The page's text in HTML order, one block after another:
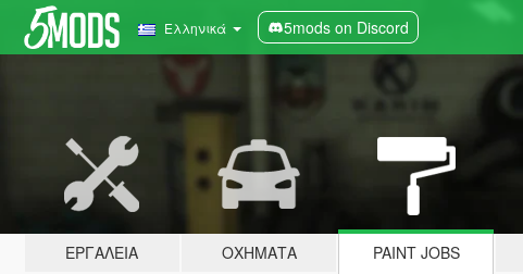
Ελληνικά 5mods on Discord
ΕΡΓΑΛΕΊΑ ΟΧΉΜΑΤΑ PAINT JOBS